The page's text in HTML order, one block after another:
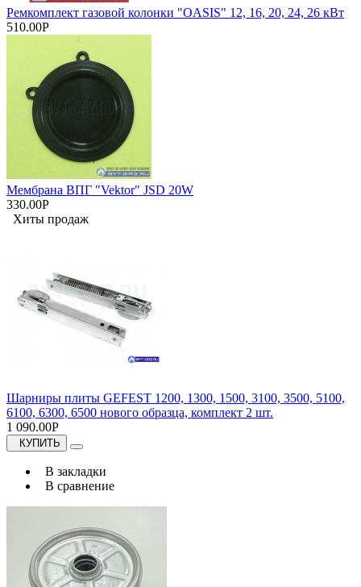
Ремкомплект газовой колонки "OASIS" 12, 16, 20, 24, 26 кВт
510.00Р
Мембрана ВПГ "Vektor" JSD 20W
330.00Р
Хиты продаж
Шарниры плиты GEFEST 1200, 1300, 1500, 3100, 3500, 5100,
6100, 6300, 6500 нового образца, комплект 2 шт.
1 090.00Р
КУПИТЬ
В закладки
В сравнение